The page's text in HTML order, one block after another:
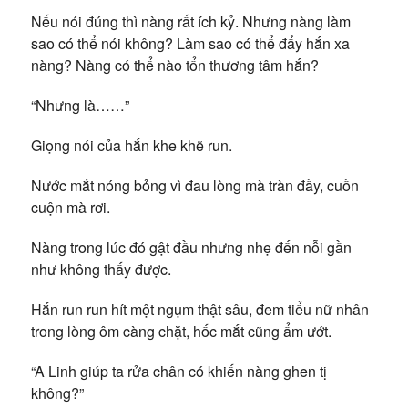
Nếu nói đúng thì nàng rất ích kỷ. Nhưng nàng làm
sao có thể nói không? Làm sao có thể đẩy hắn xa
nàng? Nàng có thể nào tổn thương tâm hắn?
“Nhưng là……”
Giọng nói của hắn khe khẽ run.
Nước mắt nóng bỏng vì đau lòng mà tràn đầy, cuồn
cuộn mà rơi.
Nàng trong lúc đó gật đầu nhưng nhẹ đến nỗi gần
như không thấy được.
Hắn run run hít một ngụm thật sâu, đem tiểu nữ nhân
trong lòng ôm càng chặt, hốc mắt cũng ẩm ướt.
“A Linh giúp ta rửa chân có khiến nàng ghen tị
không?”